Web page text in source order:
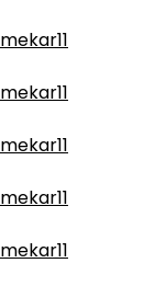
mekar11
mekar11
mekar11
mekar11
mekar11